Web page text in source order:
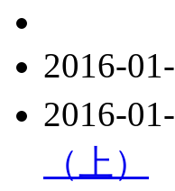
2016-
2016-
（上）